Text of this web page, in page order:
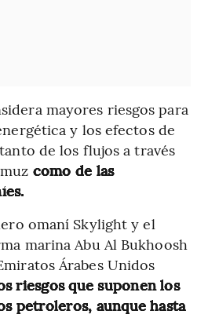
mayores riesgos para
y los efectos de
de los flujos a través
como de las
omaní Skylight y el
marina Abu Al Bukhoosh
Árabes Unidos
riesgos que suponen los
petroleros, aunque hasta